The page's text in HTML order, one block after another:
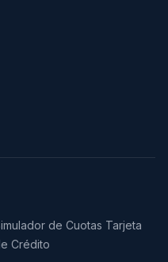
de Cuotas Tarjeta
Crédito